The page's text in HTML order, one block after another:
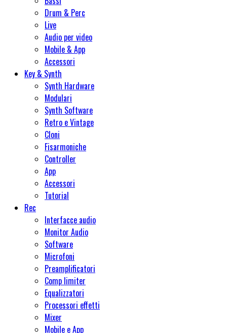
Drum & Perc
Live
Audio per video
Mobile & App
Accessori
Key & Synth
Synth Hardware
Modulari
Synth Software
Retro e Vintage
Cloni
Fisarmoniche
Controller
App
Accessori
Tutorial
Rec
Interfacce audio
Monitor Audio
Software
Microfoni
Preamplificatori
Comp limiter
Equalizzatori
Processori effetti
Mixer
Mobile e App